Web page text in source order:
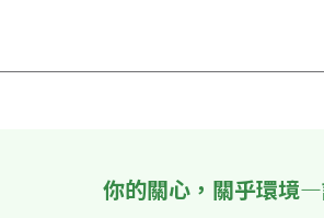
你的關心，關乎環境